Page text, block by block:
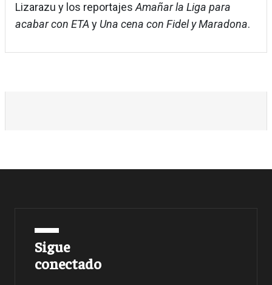
Lizarazu y los reportajesAmañar la Liga para
acabar con ETAy Una cena con Fidel y Maradona.
Sigue
conectado